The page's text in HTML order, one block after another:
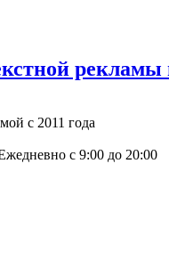
с 2011 года
с 9:00 до 20:00